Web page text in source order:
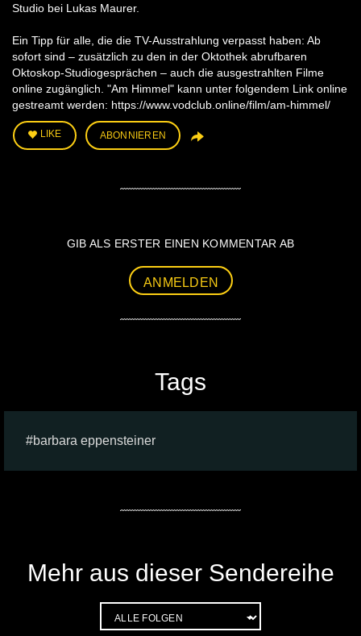
Studio bei Lukas Maurer.
Ein Tipp für alle, die die TV-Ausstrahlung verpasst haben: Ab
sofort sind – zusätzlich zu den in der Oktothek abrufbaren
Oktoskop-Studiogesprächen – auch die ausgestrahlten Filme
online zugänglich. "Am Himmel" kann unter folgendem Link online
gestreamt werden: https://www.vodclub.online/film/am-himmel/
LIKE ABONNIEREN
GIB ALS ERSTER EINEN KOMMENTAR AB
ANMELDEN
Tags
barbara eppensteiner
Mehr aus dieser Sendereihe